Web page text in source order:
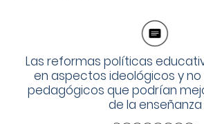
Las reformas políticas
en aspectos ideológicos y
pedagógicos que podrían
de la enseñanza